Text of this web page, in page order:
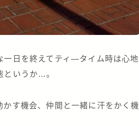
一日を終えてティ―タイム時は心地
というか…。
す機会、仲間と一緒に汗をかく機